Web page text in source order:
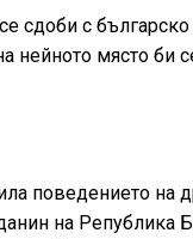
сдоби с българско
нейното място би
поведението на
на Република